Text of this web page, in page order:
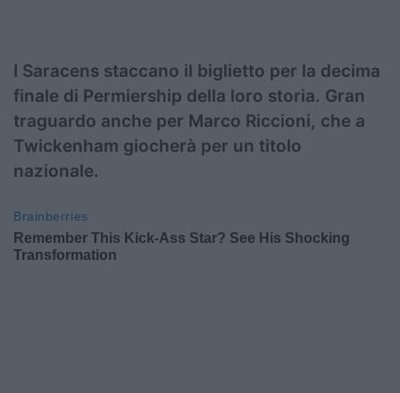
I Saracens staccano il biglietto per la decima
finale di Permiership della loro storia. Gran
traguardo anche per Marco Riccioni, che a
Twickenham giocherà per un titolo
nazionale.